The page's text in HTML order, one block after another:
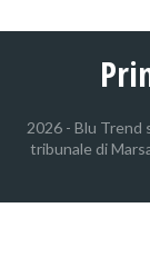
2026 - Blu Trend
tribunale di